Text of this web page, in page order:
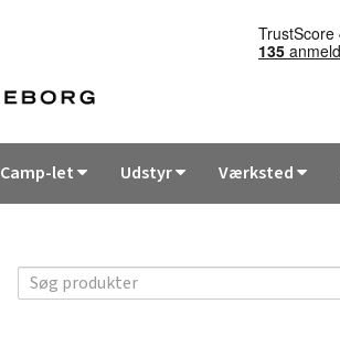
Camp-let Udstyr Værksted